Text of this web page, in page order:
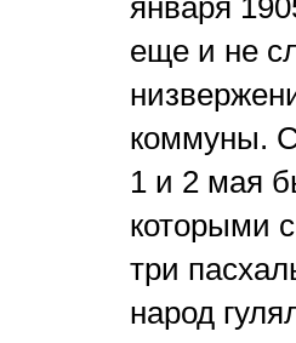
января
еще и не
коммуны.
1 и 2 мая
которыми
три
народ